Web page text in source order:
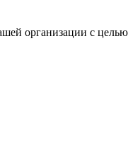
организации с